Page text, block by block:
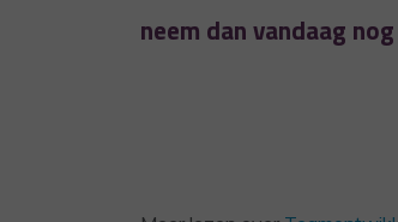
neem dan vandaag